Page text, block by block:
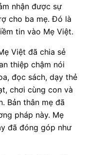
nhận được sự
cho ba mẹ. Đó là
tin vào Mẹ Việt.
Việt đã chia sẻ
thiệp chậm nói
đọc sách, dạy thẻ
chơi cùng con và
Bản thân mẹ đã
pháp này. Mẹ
đã đóng góp như